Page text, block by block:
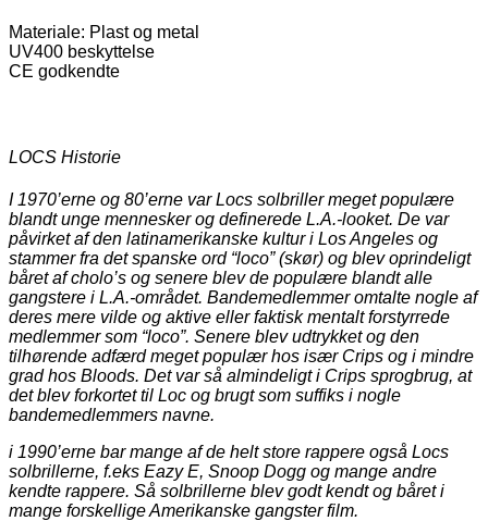
Materiale: Plast og metal
UV400 beskyttelse
CE godkendte
LOCS Historie
I 1970’erne og 80’erne var Locs solbriller meget populære
blandt unge mennesker og definerede L.A.-looket. De var
påvirket af den latinamerikanske kultur i Los Angeles og
stammer fra det spanske ord “loco” (skør) og blev oprindeligt
båret af cholo’s og senere blev de populære blandt alle
gangstere i L.A.-området. Bandemedlemmer omtalte nogle af
deres mere vilde og aktive eller faktisk mentalt forstyrrede
medlemmer som “loco”. Senere blev udtrykket og den
tilhørende adfærd meget populær hos især Crips og i mindre
grad hos Bloods. Det var så almindeligt i Crips sprogbrug, at
det blev forkortet til Loc og brugt som suffiks i nogle
bandemedlemmers navne.
i 1990’erne bar mange af de helt store rappere også Locs
solbrillerne, f.eks Eazy E, Snoop Dogg og mange andre
kendte rappere. Så solbrillerne blev godt kendt og båret i
mange forskellige Amerikanske gangster film.